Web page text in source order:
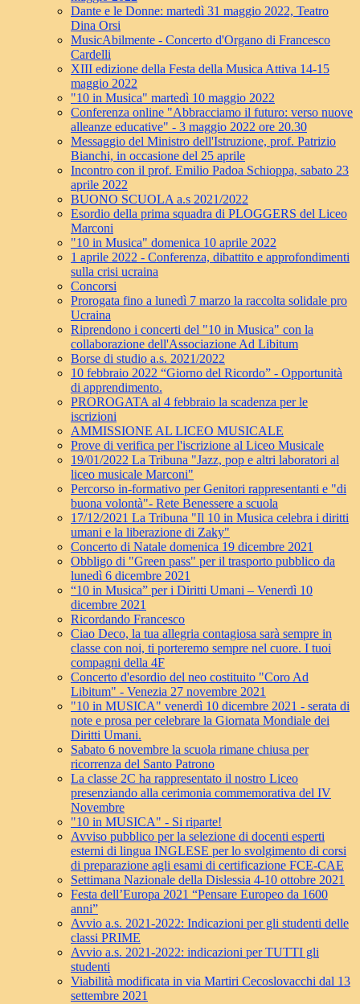
Dante e le Donne: martedì 31 maggio 2022, Teatro
Dina Orsi
MusicAbilmente - Concerto d'Organo di Francesco
Cardelli
XIII edizione della Festa della Musica Attiva 14-15
maggio 2022
"10 in Musica" martedì 10 maggio 2022
Conferenza online "Abbracciamo il futuro: verso nuove
alleanze educative" - 3 maggio 2022 ore 20.30
Messaggio del Ministro dell'Istruzione, prof. Patrizio
Bianchi, in occasione del 25 aprile
Incontro con il prof. Emilio Padoa Schioppa, sabato 23
aprile 2022
BUONO SCUOLA a.s 2021/2022
Esordio della prima squadra di PLOGGERS del Liceo
Marconi
"10 in Musica" domenica 10 aprile 2022
1 aprile 2022 - Conferenza, dibattito e approfondimenti
sulla crisi ucraina
Concorsi
Prorogata fino a lunedì 7 marzo la raccolta solidale pro
Ucraina
Riprendono i concerti del "10 in Musica" con la
collaborazione dell'Associazione Ad Libitum
Borse di studio a.s. 2021/2022
10 febbraio 2022 “Giorno del Ricordo” - Opportunità
di apprendimento.
PROROGATA al 4 febbraio la scadenza per le
iscrizioni
AMMISSIONE AL LICEO MUSICALE
Prove di verifica per l'iscrizione al Liceo Musicale
19/01/2022 La Tribuna "Jazz, pop e altri laboratori al
liceo musicale Marconi"
Percorso in-formativo per Genitori rappresentanti e "di
buona volontà"- Rete Benessere a scuola
17/12/2021 La Tribuna "Il 10 in Musica celebra i diritti
umani e la liberazione di Zaky"
Concerto di Natale domenica 19 dicembre 2021
Obbligo di "Green pass" per il trasporto pubblico da
lunedì 6 dicembre 2021
“10 in Musica” per i Diritti Umani – Venerdì 10
dicembre 2021
Ricordando Francesco
Ciao Deco, la tua allegria contagiosa sarà sempre in
classe con noi, ti porteremo sempre nel cuore. I tuoi
compagni della 4F
Concerto d'esordio del neo costituito "Coro Ad
Libitum" - Venezia 27 novembre 2021
"10 in MUSICA" venerdì 10 dicembre 2021 - serata di
note e prosa per celebrare la Giornata Mondiale dei
Diritti Umani.
Sabato 6 novembre la scuola rimane chiusa per
ricorrenza del Santo Patrono
La classe 2C ha rappresentato il nostro Liceo
presenziando alla cerimonia commemorativa del IV
Novembre
"10 in MUSICA" - Si riparte!
Avviso pubblico per la selezione di docenti esperti
esterni di lingua INGLESE per lo svolgimento di corsi
di preparazione agli esami di certificazione FCE-CAE
Settimana Nazionale della Dislessia 4-10 ottobre 2021
Festa dell’Europa 2021 “Pensare Europeo da 1600
anni”
Avvio a.s. 2021-2022: Indicazioni per gli studenti delle
classi PRIME
Avvio a.s. 2021-2022: indicazioni per TUTTI gli
studenti
Viabilità modificata in via Martiri Cecoslovacchi dal 13
settembre 2021